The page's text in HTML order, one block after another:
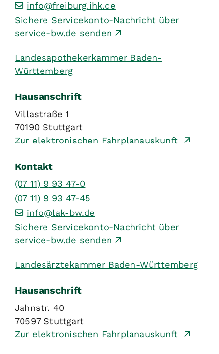
info@freiburg.ihk.de
Sichere Servicekonto-Nachricht über
service-bw.de senden
Landesapothekerkammer Baden-
Württemberg
Hausanschrift
Villastraße 1
70190 Stuttgart
Zur elektronischen Fahrplanauskunft
Kontakt
(07 11) 9 93 47-0
(07 11) 9 93 47-45
info@lak-bw.de
Sichere Servicekonto-Nachricht über
service-bw.de senden
Landesärztekammer Baden-Württemberg
Hausanschrift
Jahnstr. 40
70597 Stuttgart
Zur elektronischen Fahrplanauskunft